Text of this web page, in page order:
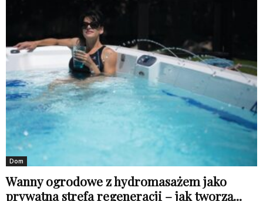
Dom
Wanny ogrodowe z hydromasażem jako
prywatna strefa regeneracji – jak tworzą...